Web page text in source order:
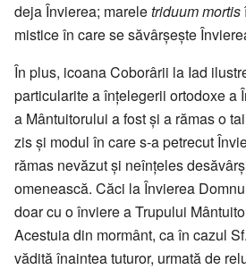
deja Învierea; mareletriduum mortis
mistice în care se săvârșește
În plus, icoana Coborârii la Iad
particularite a înțelegerii ortodoxe a
a Mântuitorului a fost și a rămas o
zis și modul în care s-a petrecut
rămas nevăzut și neînțeles
omenească. Căci la Învierea
doar cu o înviere a Trupului
Acestuia din mormânt, ca în cazul Sf.
vădită înaintea tuturor, urmată de